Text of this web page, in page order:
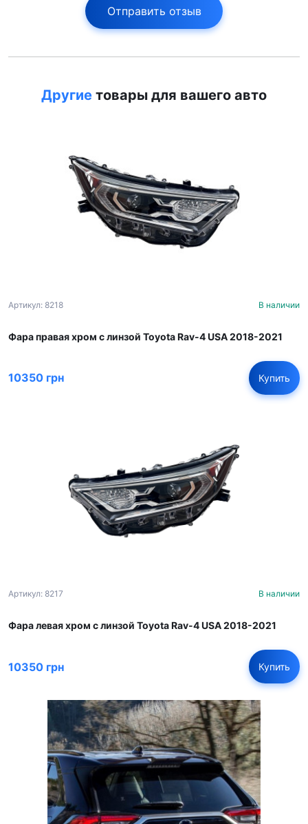
Отправить отзыв
Другие товары для вашего авто
Артикул: 8218 В наличии
Фара правая хром с линзой Toyota Rav-4 USA 2018-2021
10350 грн Купить
Артикул: 8217 В наличии
Фара левая хром с линзой Toyota Rav-4 USA 2018-2021
10350 грн Купить